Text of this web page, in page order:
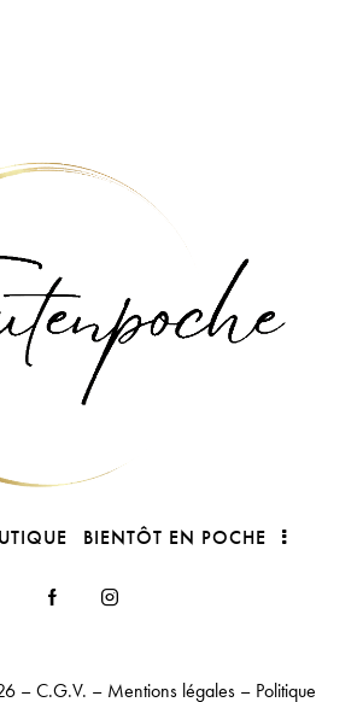
BIENTÔT EN POCHE
–C.G.V. – Mentions légales – Politique